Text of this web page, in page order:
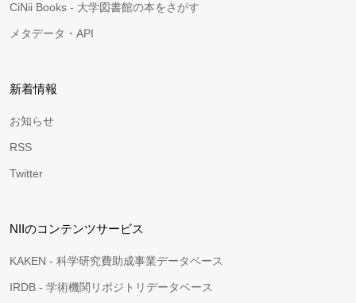
CiNii Books - 大学図書館の本をさがす
メタデータ・API
新着情報
お知らせ
RSS
Twitter
NIIのコンテンツサービス
KAKEN - 科学研究費助成事業データベース
IRDB - 学術機関リポジトリデータベース